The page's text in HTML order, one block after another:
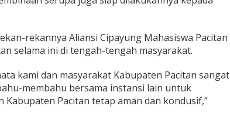
rekannya Aliansi Cipayung Mahasiswa Pacitan
selama ini di tengah-tengah masyarakat.
kami dan masyarakat Kabupaten Pacitan sangat
membahu bersama instansi lain untuk
Kabupaten Pacitan tetap aman dan kondusif,”